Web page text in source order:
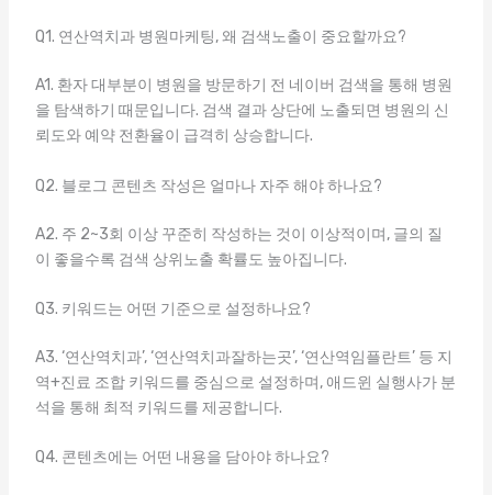
Q1. 연산역치과 병원마케팅, 왜 검색노출이 중요할까요?
A1. 환자 대부분이 병원을 방문하기 전 네이버 검색을 통해 병원
을 탐색하기 때문입니다. 검색 결과 상단에 노출되면 병원의 신
뢰도와 예약 전환율이 급격히 상승합니다.
Q2. 블로그 콘텐츠 작성은 얼마나 자주 해야 하나요?
A2. 주 2~3회 이상 꾸준히 작성하는 것이 이상적이며, 글의 질
이 좋을수록 검색 상위노출 확률도 높아집니다.
Q3. 키워드는 어떤 기준으로 설정하나요?
A3. ‘연산역치과’, ‘연산역치과잘하는곳’, ‘연산역임플란트’ 등 지
역+진료 조합 키워드를 중심으로 설정하며, 애드윈 실행사가 분
석을 통해 최적 키워드를 제공합니다.
Q4. 콘텐츠에는 어떤 내용을 담아야 하나요?